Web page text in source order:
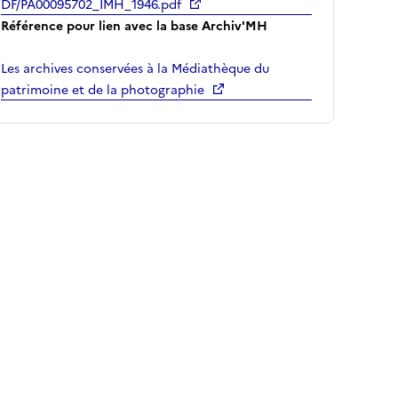
DF/PA00095702_IMH_1946.pdf
Référence pour lien avec la base Archiv'MH
Les archives conservées à la Médiathèque du
patrimoine et de la photographie